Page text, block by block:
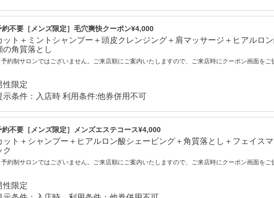
約不要［メンズ限定］毛穴爽快クーポン¥4,000
ット＋ミントシャンプー＋頭皮クレンジング＋肩マッサージ＋ヒアルロ
の角質落とし
約制サロンではございません。ご来店順にご案内いたしますので、ご来店時にクーポン画面をご
性限定
示条件：入店時 利用条件:他券併用不可
約不要［メンズ限定］メンズエステコース¥4,000
ット＋シャンプー＋ヒアルロン酸シェービング＋角質落とし＋フェイス
ク
約制サロンではございません。ご来店順にご案内いたしますので、ご来店時にクーポン画面をご
性限定